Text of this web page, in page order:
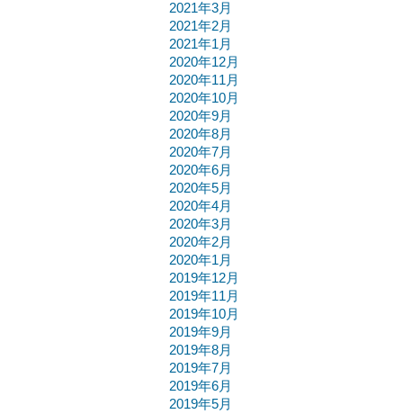
2021年3月
2021年2月
2021年1月
2020年12月
2020年11月
2020年10月
2020年9月
2020年8月
2020年7月
2020年6月
2020年5月
2020年4月
2020年3月
2020年2月
2020年1月
2019年12月
2019年11月
2019年10月
2019年9月
2019年8月
2019年7月
2019年6月
2019年5月